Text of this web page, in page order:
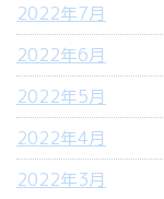
2022年7月
2022年6月
2022年5月
2022年4月
2022年3月